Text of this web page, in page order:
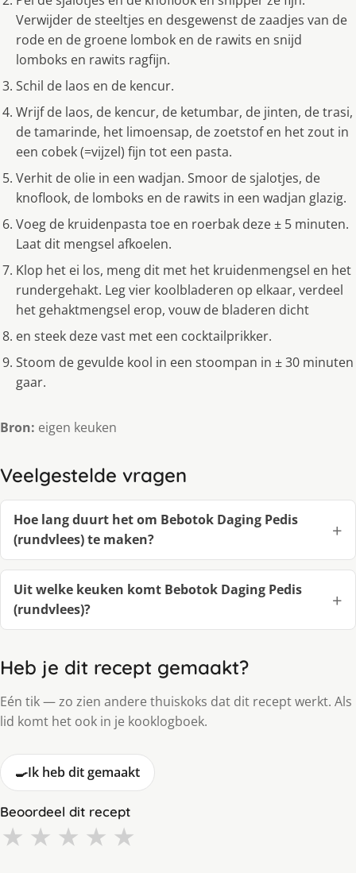
Verwijder de steeltjes en desgewenst de zaadjes van de
rode en de groene lombok en de rawits en snijd
lomboks en rawits ragfijn.
Schil de laos en de kencur.
Wrijf de laos, de kencur, de ketumbar, de jinten, de trasi,
de tamarinde, het limoensap, de zoetstof en het zout in
een cobek (=vijzel) fijn tot een pasta.
Verhit de olie in een wadjan. Smoor de sjalotjes, de
knoflook, de lomboks en de rawits in een wadjan glazig.
Voeg de kruidenpasta toe en roerbak deze ± 5 minuten.
Laat dit mengsel afkoelen.
Klop het ei los, meng dit met het kruidenmengsel en het
rundergehakt. Leg vier koolbladeren op elkaar, verdeel
het gehaktmengsel erop, vouw de bladeren dicht
en steek deze vast met een cocktailprikker.
Stoom de gevulde kool in een stoompan in ± 30 minuten
gaar.
Bron: eigen keuken
Veelgestelde vragen
Hoe lang duurt het om Bebotok Daging Pedis
(rundvlees) te maken?
Uit welke keuken komt Bebotok Daging Pedis
(rundvlees)?
Heb je dit recept gemaakt?
Eén tik — zo zien andere thuiskoks dat dit recept werkt. Als
lid komt het ook in je kooklogboek.
🍳Ik heb dit gemaakt
Beoordeel dit recept
★ ★ ★ ★ ★